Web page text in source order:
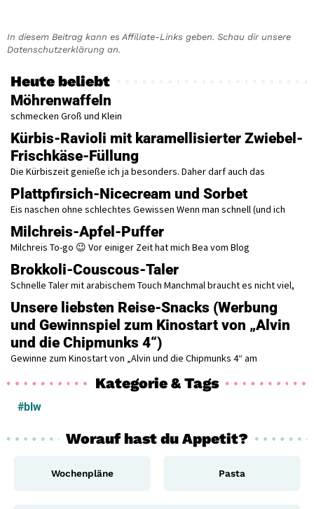
In diesem Beitrag kann es Affiliate-Links geben. Schau dir unsere
Datenschutzerklärung an.
Heute beliebt
Möhrenwaffeln
schmecken Groß und Klein
Kürbis-Ravioli mit karamellisierter Zwiebel-
Frischkäse-Füllung
Die Kürbiszeit genieße ich ja besonders. Daher darf auch das
Plattpfirsich-Nicecream und Sorbet
Eis naschen ohne schlechtes Gewissen Wenn man schnell (und ich
Milchreis-Apfel-Puffer
Milchreis To-go 😉 Vor einiger Zeit hat mich Bea vom Blog
Brokkoli-Couscous-Taler
Schnelle Taler mit arabischem Touch Manchmal braucht es nicht viel,
Unsere liebsten Reise-Snacks (Werbung
und Gewinnspiel zum Kinostart von „Alvin
und die Chipmunks 4“)
Gewinne zum Kinostart von „Alvin und die Chipmunks 4“ am
Kategorie & Tags
#blw
Worauf hast du Appetit?
Wochenpläne Pasta